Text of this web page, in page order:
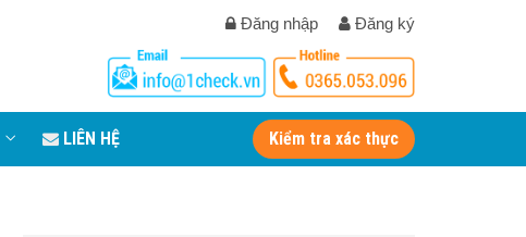
Đăng nhập Đăng ký
LIÊN HỆ Kiểm tra xác thực